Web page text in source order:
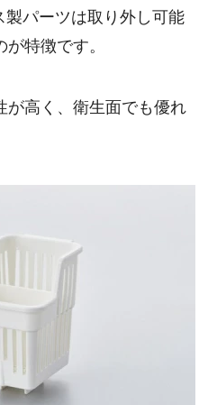
パーツは取り外し可能
特徴です。
が高く、衛生面でも優れ